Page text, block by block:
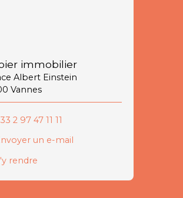
immobilier
Albert Einstein
Vannes
2 97 47 11 11
un e-mail
rendre